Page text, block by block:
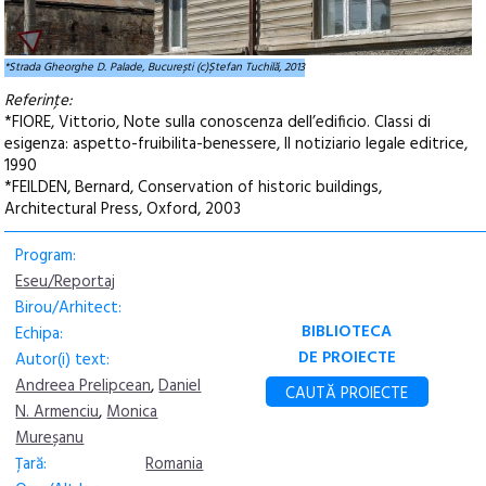
*Strada Gheorghe D. Palade, București (c)Ștefan Tuchilă, 2013
Referinţe:
*FIORE, Vittorio, Note sulla conoscenza dell’edificio. Classi di
esigenza: aspetto-fruibilita-benessere, Il notiziario legale editrice,
1990
*FEILDEN, Bernard, Conservation of historic buildings,
Architectural Press, Oxford, 2003
Program:
Eseu/Reportaj
Birou/Arhitect:
Echipa:
Autor(i) text:
Andreea Prelipcean,Daniel
N. Armenciu,Monica
Mureșanu
Țară:
Romania
BIBLIOTECA
DE PROIECTE
CAUTĂ PROIECTE